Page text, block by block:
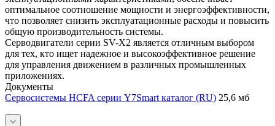
оптимальное соотношение мощности и энергоэффективности,
что позволяет снизить эксплуатационные расходы и повысить
общую производительность системы.
Серводвигатели серии SV-X2 является отличным выбором
для тех, кто ищет надежное и высокоэффективное решение
для управления движением в различных промышленных
приложениях.
Документы
Сервосистемы HCFA серии Y7Smart каталог (RU) 25,6 мб